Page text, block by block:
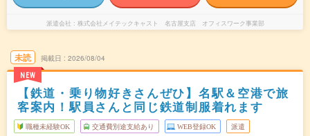
派遣会社 株式会社メイテックキャスト 名古屋支店 オフィスワーク事業部
未読
NEW
掲載日 2026/08/04
【鉄道・乗り物好きさんぜひ】名駅＆空港で旅
客案内！駅員さんと同じ鉄道制服着れます
職種未経験OK 交通費別途支給あり WEB登録OK 派遣